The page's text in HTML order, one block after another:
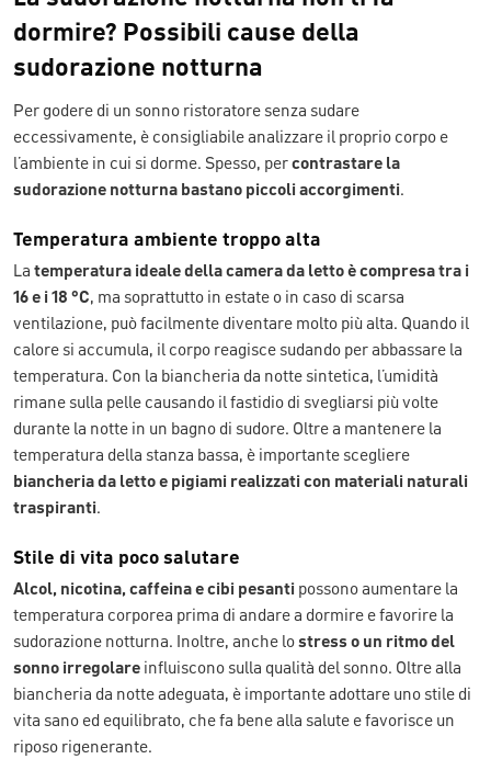
dormire? Possibili cause della
sudorazione notturna
Per godere di un sonno ristoratore senza sudare
eccessivamente, è consigliabile analizzare il proprio corpo e
l’ambiente in cui si dorme. Spesso, percontrastare la
sudorazione notturna bastano piccoli accorgimenti.
Temperatura ambiente troppo alta
La temperatura ideale della camera da letto è compresa tra i
16 e i 18 °C, ma soprattutto in estate o in caso di scarsa
ventilazione, può facilmente diventare molto più alta. Quando il
calore si accumula, il corpo reagisce sudando per abbassare la
temperatura. Con la biancheria da notte sintetica, l’umidità
rimane sulla pelle causando il fastidio di svegliarsi più volte
durante la notte in un bagno di sudore. Oltre a mantenere la
temperatura della stanza bassa, è importante scegliere
biancheria da letto e pigiami realizzati con materiali naturali
traspiranti.
Stile di vita poco salutare
Alcol, nicotina, caffeina e cibi pesanti possono aumentare la
temperatura corporea prima di andare a dormire e favorire la
sudorazione notturna. Inoltre, anche lostress o un ritmo del
sonno irregolare influiscono sulla qualità del sonno. Oltre alla
biancheria da notte adeguata, è importante adottare uno stile di
vita sano ed equilibrato, che fa bene alla salute e favorisce un
riposo rigenerante.